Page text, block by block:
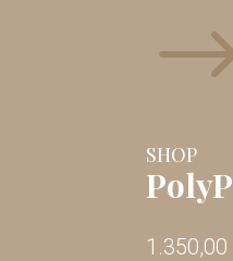
SHOP
1.350,00